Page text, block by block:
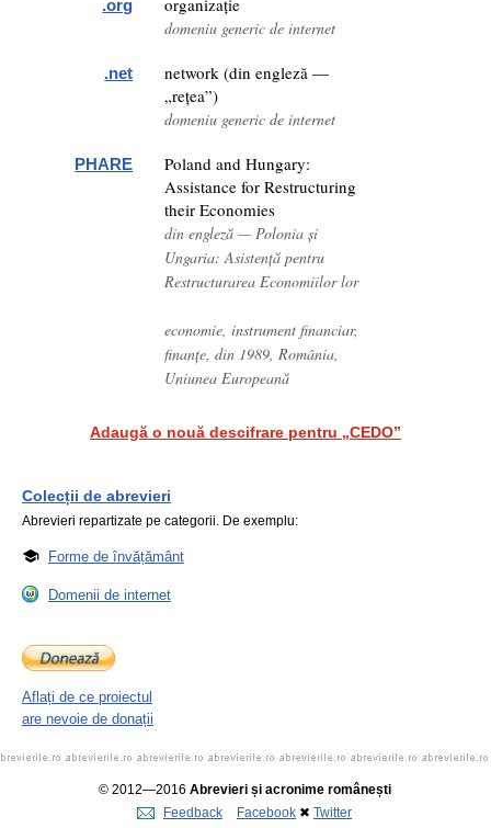
.org organizație
domeniu generic de internet
.net
network (din engleză —
„rețea”)
domeniu generic de internet
PHARE
Poland and Hungary:
Assistance for Restructuring
their Economies
din engleză — Polonia și
Ungaria: Asistență pentru
Restructurarea Economiilor lor
economie, instrument financiar,
finanțe, din 1989, România,
Uniunea Europeană
Adaugă o nouă descifrare pentru „CEDO”
Colecții de abrevieri
Abrevieri repartizate pe categorii. De exemplu:
Forme de învățământ
Domenii de internet
Aflați de ce proiectul
are nevoie de donații
© 2012—2016 Abrevieri și acronime românești
Feedback
Facebook ✖ Twitter